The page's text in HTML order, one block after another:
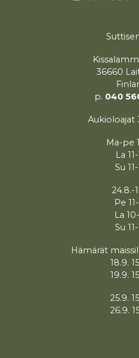
36660
p. 040
Aukioloajat
Ma-pe
La
Su
24.8.-
Pe
La
Su
Hämärät
18.9.
19.9.
25.9.
26.9.